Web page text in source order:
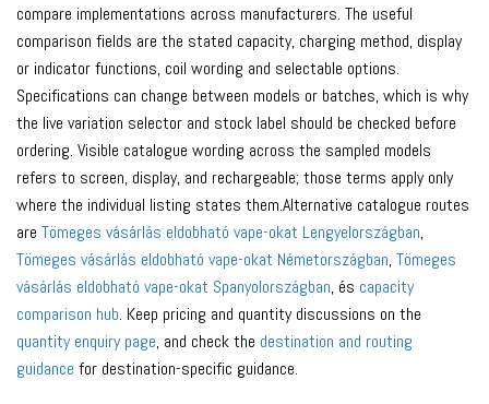
compare implementations across manufacturers. The useful
comparison fields are the stated capacity, charging method, display
or indicator functions, coil wording and selectable options.
Specifications can change between models or batches, which is why
the live variation selector and stock label should be checked before
ordering. Visible catalogue wording across the sampled models
refers to screen, display, and rechargeable; those terms apply only
where the individual listing states them.Alternative catalogue routes
are Tömeges vásárlás eldobható vape-okat Lengyelországban,
Tömeges vásárlás eldobható vape-okat Németországban, Tömeges
vásárlás eldobható vape-okat Spanyolországban, és capacity
comparison hub. Keep pricing and quantity discussions on the
quantity enquiry page, and check the destination and routing
guidance for destination-specific guidance.